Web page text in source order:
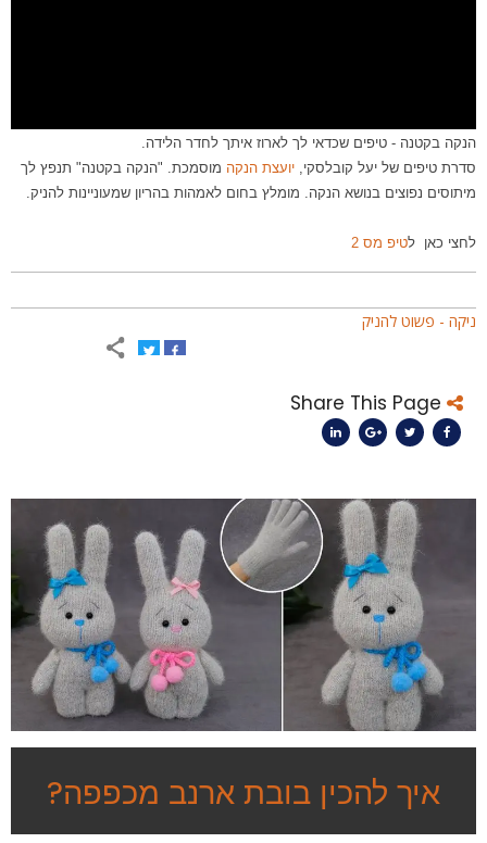
בקטנה - טיפים שכדאי לך לארוז איתך לחדר הלידה.
טיפים של יעל קובלסקי,יועצת הנקהמוסמכת. "הנקה בקטנה" תנפץ לך
נפוצים בנושא הנקה. מומלץ בחום לאמהות בהריון שמעוניינות להניק.
כאן ל טיפ מס 2
- פשוט להניק
Share This Page
איך להכין בובת ארנב מכפפה?